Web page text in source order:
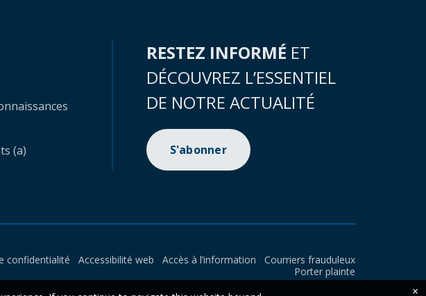
(a)
RESTEZ INFORMÉ ET
DÉCOUVREZ L’ESSENTIEL
DE NOTRE ACTUALITÉ
S'abonner
confidentialité Accessibilité web Accès à l’information
Courriers frauduleux
Porter plainte
×